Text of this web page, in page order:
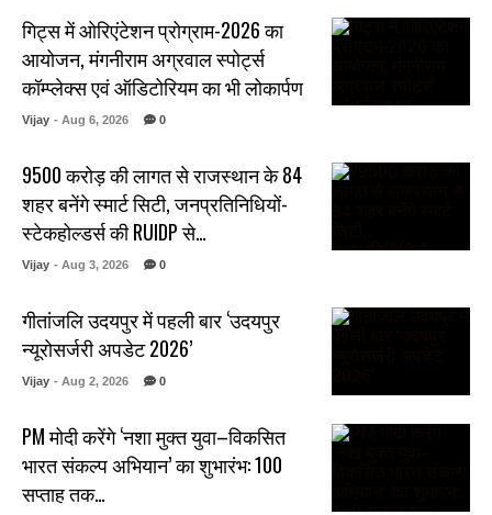
गिट्स में ओरिएंटेशन प्रोग्राम-2026 का
आयोजन, मंगनीराम अग्रवाल स्पोर्ट्स
कॉम्प्लेक्स एवं ऑडिटोरियम का भी लोकार्पण
Vijay - Aug 6, 2026 0
₹9500 करोड़ की लागत से राजस्थान के 84
शहर बनेंगे स्मार्ट सिटी, जनप्रतिनिधियों-
स्टेकहोल्डर्स की RUIDP से…
Vijay - Aug 3, 2026 0
गीतांजलि उदयपुर में पहली बार ‘उदयपुर
न्यूरोसर्जरी अपडेट 2026’
Vijay - Aug 2, 2026 0
PM मोदी करेंगे ‘नशा मुक्त युवा–विकसित
भारत संकल्प अभियान’ का शुभारंभ: 100
सप्ताह तक…